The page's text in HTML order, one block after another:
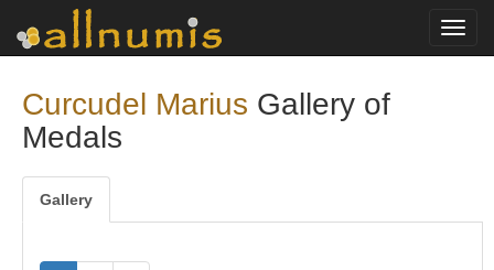
Curcudel Marius Gallery of
Medals
Gallery